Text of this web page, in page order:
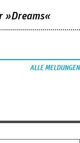
»Dreams«
ALLE MELDUNGEN